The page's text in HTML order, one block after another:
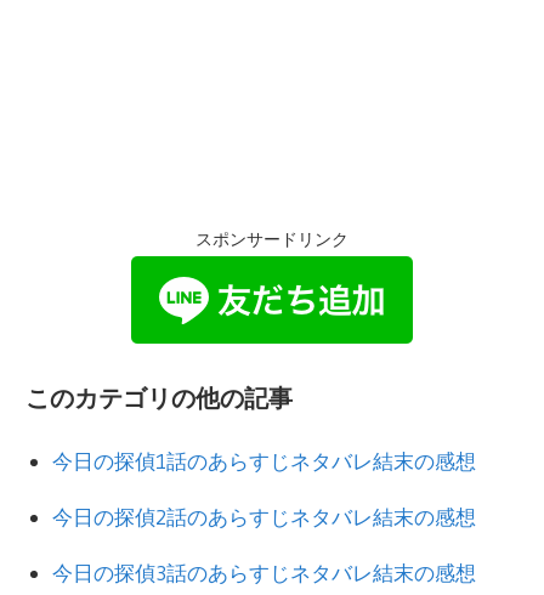
スポンサードリンク
このカテゴリの他の記事
今日の探偵1話のあらすじネタバレ結末の感想
今日の探偵2話のあらすじネタバレ結末の感想
今日の探偵3話のあらすじネタバレ結末の感想